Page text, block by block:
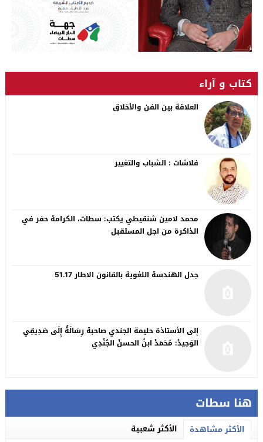
هنا سطات
الأكثر مشاهدة الأكثر شعبية
كتاب و آراء
العلاقة بين الفن والأخلاق
فلاشات : الشباب والتغيير
محمد لامين شنقيطي يكتب: سطات، الكرامة حفر في
الذاكرة من اجل المستقبل
جدل الهندسة اللغوية بالقانون الاطار 51.17
إلى الأستاذة حليمة الجندي صاحبة رِسَالَةٌ إِلَى صَدِيقِي
الوَحِيدْ: مُحَمَدْ ابنُ الحسنْ الجُنْدِي